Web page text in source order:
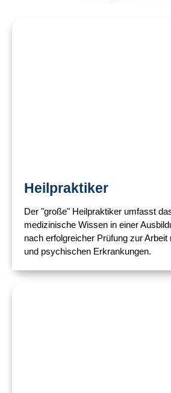
Heilpraktiker​
Der "große" Heilpraktiker umfasst
medizinische Wissen in einer
nach erfolgreicher Prüfung zur
und psychischen Erkrankungen.